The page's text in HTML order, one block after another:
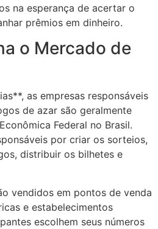
na esperança de acertar o
prêmios em dinheiro.
o Mercado de
as empresas responsáveis
de azar são geralmente
Federal no Brasil.
por criar os sorteios,
distribuir os bilhetes e
vendidos em pontos de venda
e estabelecimentos
escolhem seus números